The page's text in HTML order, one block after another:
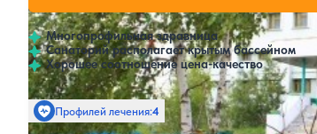
Многопрофильная здравница
Санаторий располагает крытым бассейном
Хорошее соотношение цена-качество
Профилей лечения:4 Крытый бассейн